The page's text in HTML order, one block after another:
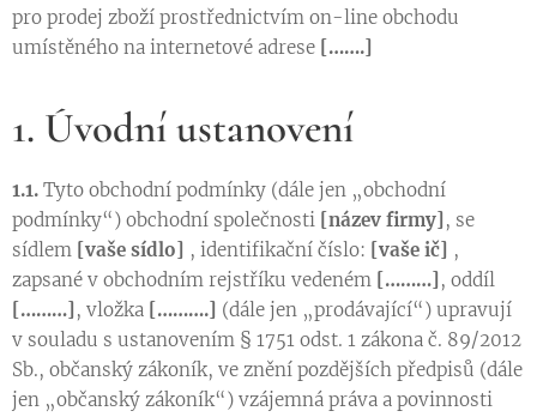
pro prodej zboží prostřednictvím on-line obchodu
umístěného na internetové adrese […….]
1. Úvodní ustanovení
1.1. Tyto obchodní podmínky (dále jen „obchodní
podmínky“) obchodní společnosti [název firmy] , se
sídlem [vaše sídlo] , identifikační číslo: [vaše ič] ,
zapsané v obchodním rejstříku vedeném [………] , oddíl
[………] , vložka [……….] (dále jen „prodávající“) upravují
v souladu s ustanovením § 1751 odst. 1 zákona č. 89/2012
Sb., občanský zákoník, ve znění pozdějších předpisů (dále
jen „občanský zákoník“) vzájemná práva a povinnosti